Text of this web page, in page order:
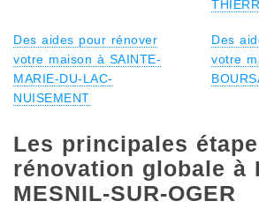
Des aides pour rénover
votre maison à SAINTE-
MARIE-DU-LAC-
NUISEMENT
Des
votre
Les principales
rénovation globale à
MESNIL-SUR-OGER